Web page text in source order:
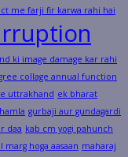
me farji fir karwa rahi hai
ki image damage kar rahi
collage annual function
uttrakhand ek bharat
gurbaji aur gundagardi
daa kab cm yogi pahunch
hoga aasaan maharaj